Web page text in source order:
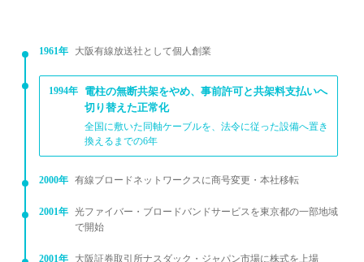
1961年 大阪有線放送社として個人創業
1994年
電柱の無断共架をやめ、事前許可と共架料支払いへ
切り替えた正常化
全国に敷いた同軸ケーブルを、法令に従った設備へ置き
換えるまでの6年
2000年 有線ブロードネットワークスに商号変更・本社移転
2001年 光ファイバー・ブロードバンドサービスを東京都の一部地域
で開始
2001年 大阪証券取引所ナスダック・ジャパン市場に株式を上場